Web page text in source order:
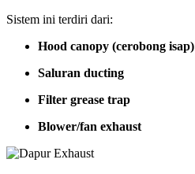
Sistem ini terdiri dari:
Hood canopy (cerobong isap)
Saluran ducting
Filter grease trap
Blower/fan exhaust